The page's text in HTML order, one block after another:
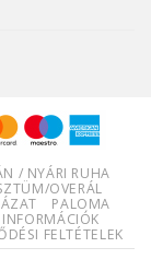
/ NYÁRI RUHA
OVERÁL
PALOMA
FELTÉTELEK